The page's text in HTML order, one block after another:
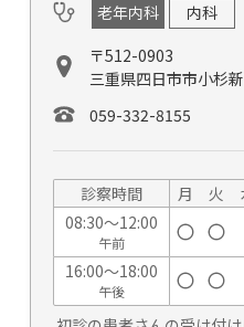
老年内科
内科
〒512-0903
三重県四日市市小杉
059-332-8155
診察時間 月 火
08:30～12:00
午前
16:00～18:00
午後